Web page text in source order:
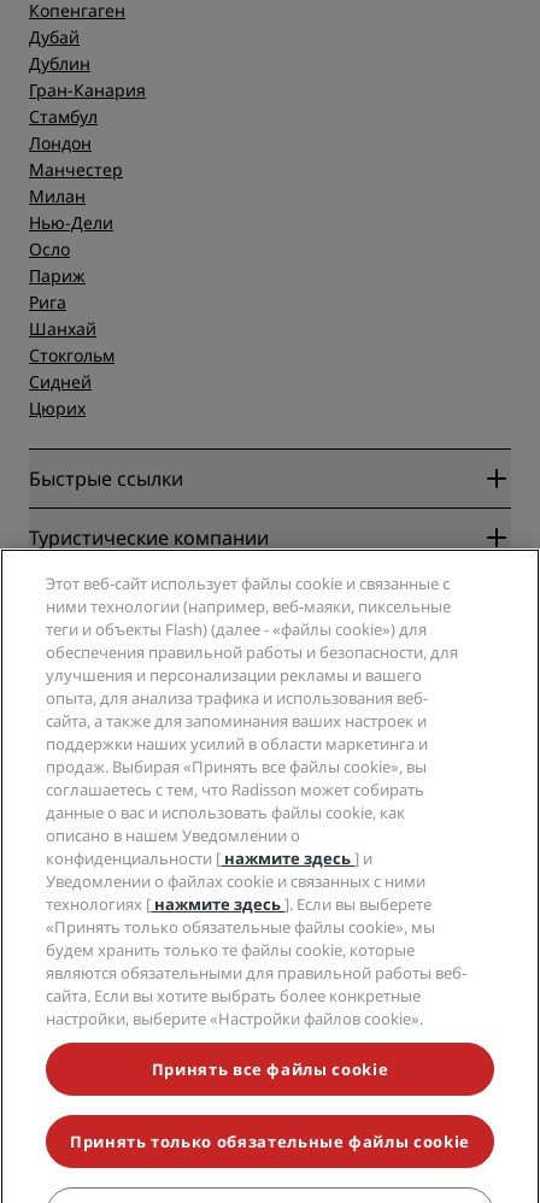
Копенгаген
Дубай
Дублин
Гран-Канария
Стамбул
Лондон
Манчестер
Милан
Нью-Дели
Осло
Париж
Рига
Шанхай
Стокгольм
Сидней
Цюрих
Быстрые ссылки
Radisson Rewards
Гарантия лучшей цены онлайн
Blog
Направления
Новые и будущие отели
Приложение Radisson Hotels
Отели со статусом Sports Approved
Отели для семейного отдыха
Охрана здоровья и безопасность
Туристические компании
Партнеры
Турагенты
Компания
Radisson Hotel Group
СМИ
Вакансии в RHG
Вакансии в PPHE
Вакансии в EHL
The Club by RHG
Возможности развития
Социально ответственный бизнес
Закупки
Юридическая информация
Центр конфиденциальности
Правовая оговорка
Условия и положения программы Radisson Rewards
Соглашение о пользовании сайтом
Цифровая доступность
Заявление о современном рабстве
Помощь
Уведомления для клиентов
Контактная информация
Часто задаваемые вопросы
Карта сайта
Социальные сети
Бренды Radisson Hotels
НЕ ПРОПУСТИТЕ НАШИ ПРЕДЛОЖЕНИЯ,
ПОЛЬЗУЮЩИЕСЯ НАИБОЛЬШЕЙ ПОПУЛЯРНОСТЬЮ
© 2026 Radisson Hotel Group.Все права защищены. RHG Radisson
Hotel Group, Radisson, Radisson RED, Radisson Blu, Radisson Collection,
Radisson Individuals, Park Plaza, Park Inn, Country Inn & Suites, Prize by
Этот веб-сайт использует файлы cookie и связанные с
ними технологии (например, веб-маяки, пиксельные
теги и объекты Flash) (далее - «файлы cookie») для
обеспечения правильной работы и безопасности, для
улучшения и персонализации рекламы и вашего
опыта, для анализа трафика и использования веб-
сайта, а также для запоминания ваших настроек и
поддержки наших усилий в области маркетинга и
продаж. Выбирая «Принять все файлы cookie», вы
соглашаетесь с тем, что Radisson может собирать
данные о вас и использовать файлы cookie, как
описано в нашем Уведомлении о
конфиденциальности [ нажмите здесь] и
Уведомлении о файлах cookie и связанных с ними
технологиях [ нажмите здесь]. Если вы выберете
«Принять только обязательные файлы cookie», мы
будем хранить только те файлы cookie, которые
являются обязательными для правильной работы веб-
сайта. Если вы хотите выбрать более конкретные
настройки, выберите «Настройки файлов cookie».
Принять все файлы cookie
Принять только обязательные файлы cookie